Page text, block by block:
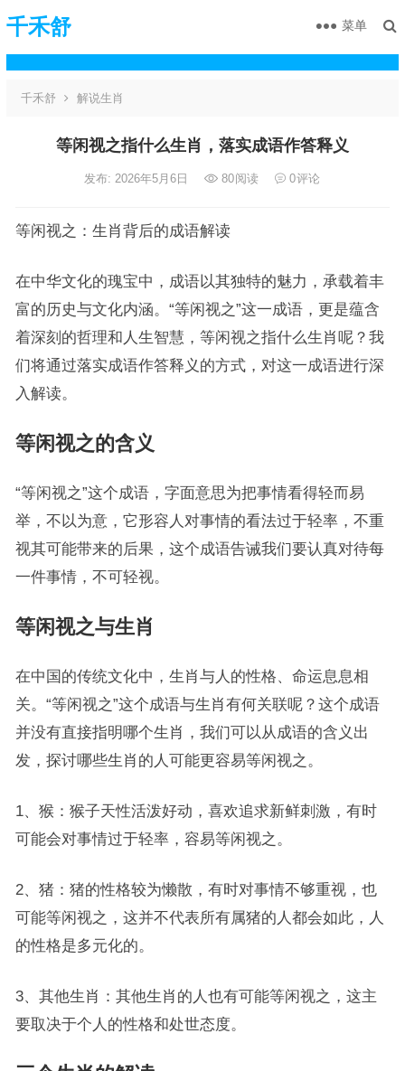
千禾舒 菜单
千禾舒 解说生肖
等闲视之指什么生肖，落实成语作答释义
发布: 2026年5月6日 80阅读 0评论
等闲视之：生肖背后的成语解读
在中华文化的瑰宝中，成语以其独特的魅力，承载着丰
富的历史与文化内涵。“等闲视之”这一成语，更是蕴含
着深刻的哲理和人生智慧，等闲视之指什么生肖呢？我
们将通过落实成语作答释义的方式，对这一成语进行深
入解读。
等闲视之的含义
“等闲视之”这个成语，字面意思为把事情看得轻而易
举，不以为意，它形容人对事情的看法过于轻率，不重
视其可能带来的后果，这个成语告诫我们要认真对待每
一件事情，不可轻视。
等闲视之与生肖
在中国的传统文化中，生肖与人的性格、命运息息相
关。“等闲视之”这个成语与生肖有何关联呢？这个成语
并没有直接指明哪个生肖，我们可以从成语的含义出
发，探讨哪些生肖的人可能更容易等闲视之。
1、猴：猴子天性活泼好动，喜欢追求新鲜刺激，有时
可能会对事情过于轻率，容易等闲视之。
2、猪：猪的性格较为懒散，有时对事情不够重视，也
可能等闲视之，这并不代表所有属猪的人都会如此，人
的性格是多元化的。
3、其他生肖：其他生肖的人也有可能等闲视之，这主
要取决于个人的性格和处世态度。